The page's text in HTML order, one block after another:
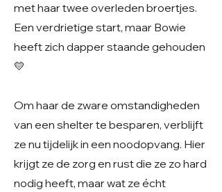
met haar twee overleden broertjes.
Een verdrietige start, maar Bowie
heeft zich dapper staande gehouden
💛
Om haar de zware omstandigheden
van een shelter te besparen, verblijft
ze nu tijdelijk in een noodopvang. Hier
krijgt ze de zorg en rust die ze zo hard
nodig heeft, maar wat ze écht